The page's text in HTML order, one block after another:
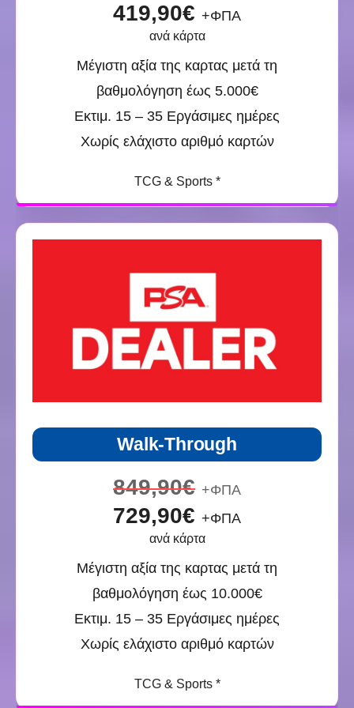
419,90€ +ΦΠΑ
ανά κάρτα
Μέγιστη αξία της καρτας μετά τη
βαθμολόγηση έως 5.000€
Εκτιμ. 15 – 35 Εργάσιμες ημέρες
Χωρίς ελάχιστο αριθμό καρτών
TCG & Sports *
Walk-Through
849,90€ +ΦΠΑ
729,90€ +ΦΠΑ
ανά κάρτα
Μέγιστη αξία της καρτας μετά τη
βαθμολόγηση έως 10.000€
Εκτιμ. 15 – 35 Εργάσιμες ημέρες
Χωρίς ελάχιστο αριθμό καρτών
TCG & Sports *